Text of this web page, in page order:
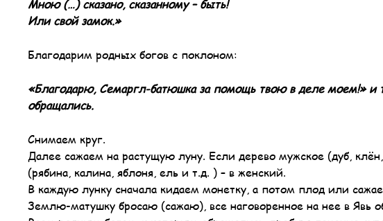
Мною (…) сказано, сказанному – быть!
Или свой замок.»
Благодарим родных богов с поклоном:
«Благодарю, Семаргл-батюшка за помощь твою в деле моем!» и
обращались.
Снимаем круг.
Далее сажаем на растущую луну. Если дерево мужское (дуб,
(рябина, калина, яблоня, ель и т.д. ) – в женский.
В каждую лунку сначала кидаем монетку, а потом плод или
Землю-матушку бросаю (сажаю), все наговоренное на нее в Явь